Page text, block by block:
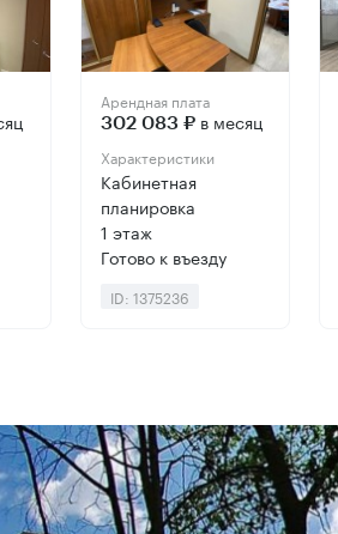
Арендная плата
302 083 ₽ в месяц
Характеристики
Кабинетная
планировка
1 этаж
Готово к въезду
ID: 1375236